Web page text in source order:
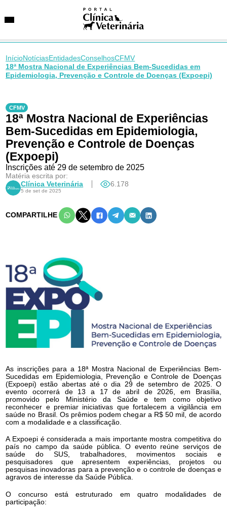
Especialidades
InícioNotíciasEntidadesConselhosCFMV
18ª Mostra Nacional de Experiências Bem-Sucedidas em
Epidemiologia, Prevenção e Controle de Doenças (Expoepi)
CFMV
18ª Mostra Nacional de Experiências
Bem-Sucedidas em Epidemiologia,
Prevenção e Controle de Doenças
(Expoepi)
Inscrições até 29 de setembro de 2025
Matéria escrita por:
Clínica Veterinária
5 de set de 2025
6.178
COMPARTILHE
As inscrições para a 18ª Mostra Nacional de Experiências Bem-
Sucedidas em Epidemiologia, Prevenção e Controle de Doenças
(Expoepi) estão abertas até o dia 29 de setembro de 2025. O
evento ocorrerá de 13 a 17 de abril de 2026, em Brasília,
promovido pelo Ministério da Saúde e tem como objetivo
reconhecer e premiar iniciativas que fortalecem a vigilância em
saúde no Brasil. Os prêmios podem chegar a R$ 50 mil, de acordo
com a modalidade e a classificação.
A Expoepi é considerada a mais importante mostra competitiva do
país no campo da saúde pública. O evento reúne serviços de
saúde do SUS, trabalhadores, movimentos sociais e
pesquisadores que apresentem experiências, projetos ou
pesquisas inovadoras para a prevenção e o controle de doenças e
agravos de interesse da Saúde Pública.
O concurso está estruturado em quatro modalidades de
participação: